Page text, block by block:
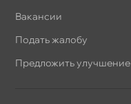
акансии
Подать жалобу
Предложить улучшение